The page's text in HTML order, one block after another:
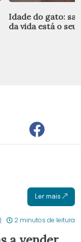
Idade do gato:
da vida está o seu
Ler mais
2 minutos de leitura